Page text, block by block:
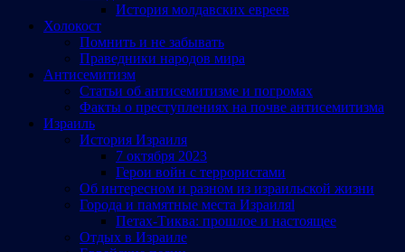
История молдавских евреев
Холокост
Помнить и не забывать
Праведники народов мира
Антисемитизм
Статьи об антисемитизме и погромах
Факты о преступлениях на почве антисемитизма
Израиль
История Израиля
7 октября 2023
Герои войн с террористами
Об интересном и разном из израильской жизни
Города и памятные места Израиляl
Петах-Тиква: прошлое и настоящее
Отдых в Израиле